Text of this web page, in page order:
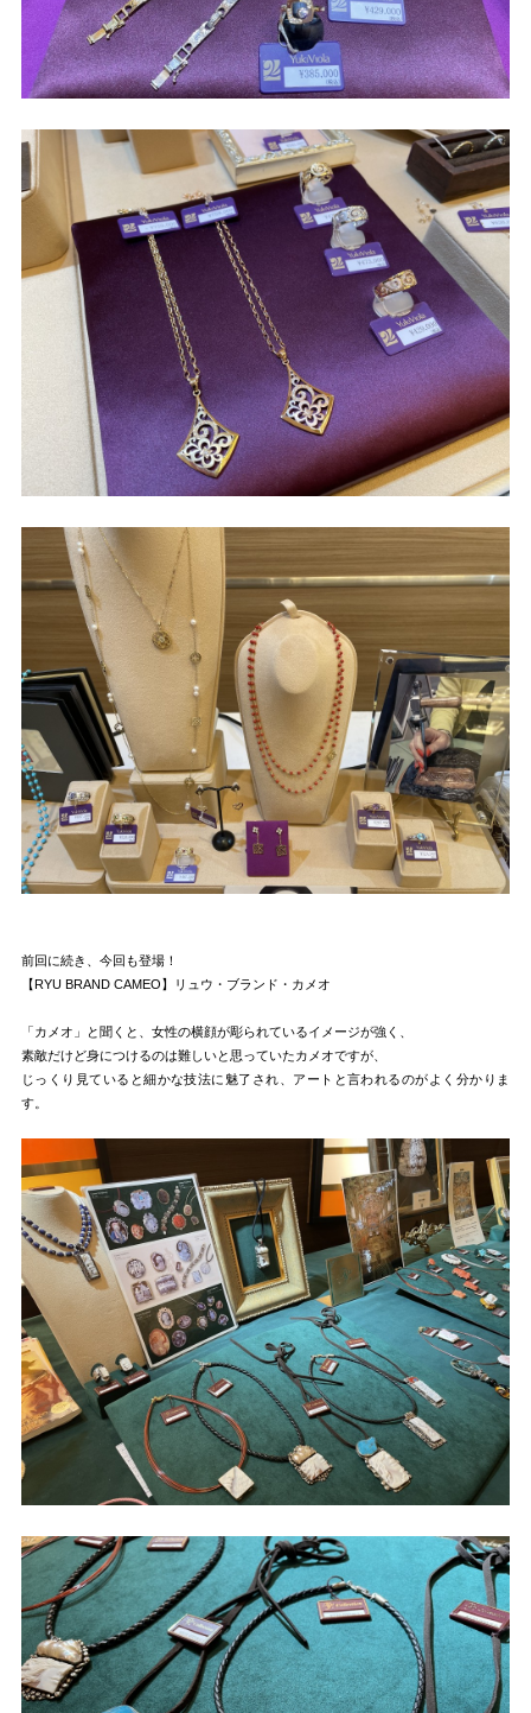
前回に続き、今回も登場！
【RYU BRAND CAMEO】リュウ・ブランド・カメオ
「カメオ」と聞くと、女性の横顔が彫られているイメージが強く、
素敵だけど身につけるのは難しいと思っていたカメオですが、
じっくり見ていると細かな技法に魅了され、アートと言われるのがよく分かりま
す。